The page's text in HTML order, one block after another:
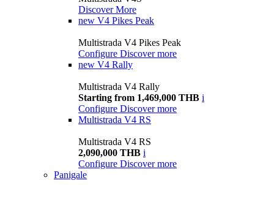
Discover More
new V4 Pikes Peak
Multistrada V4 Pikes Peak
Configure Discover more
new V4 Rally
Multistrada V4 Rally
Starting from 1,469,000 THB i
Configure Discover more
Multistrada V4 RS
Multistrada V4 RS
2,090,000 THB i
Configure Discover more
Panigale